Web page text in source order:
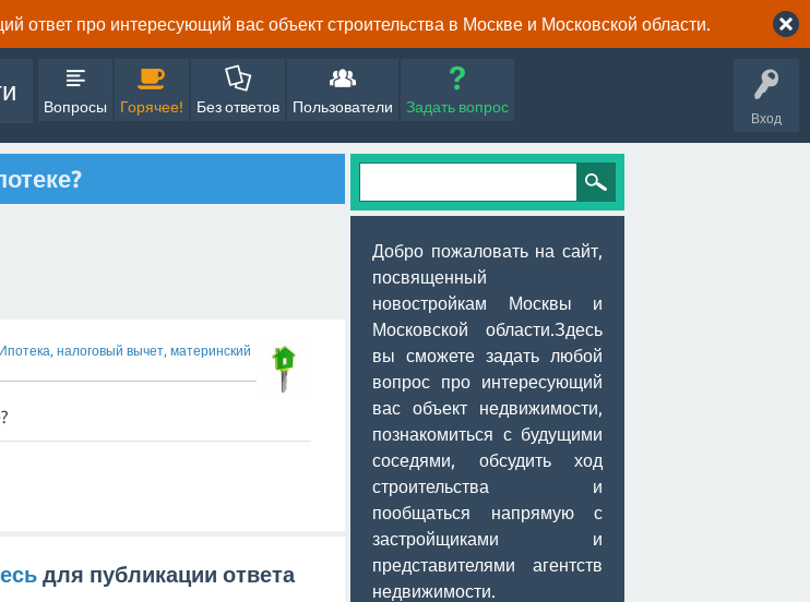
про интересующий вас объект строительства в Москве и Московской области.
Вход
Вопросы Горячее! Без ответов Пользователи Задать вопрос
Ипотека, налоговый вычет, материнский
для публикации ответа
Добро пожаловать на сайт,
посвященный
новостройкам Москвы и
Московской области.Здесь
вы сможете задать любой
вопрос про интересующий
вас объект недвижимости,
познакомиться с будущими
соседями, обсудить ход
строительства и
пообщаться напрямую с
застройщиками и
представителями агентств
недвижимости.